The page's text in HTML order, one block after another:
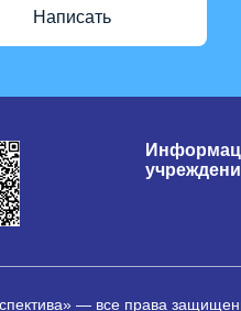
Написать
— все права